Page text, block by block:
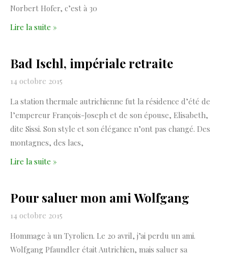
Norbert Hofer, c’est à 30
Lire la suite »
Bad Ischl, impériale retraite
14 octobre 2015
La station thermale autrichienne fut la résidence d’été de
l’empereur François-Joseph et de son épouse, Elisabeth,
dite Sissi. Son style et son élégance n’ont pas changé. Des
montagnes, des lacs,
Lire la suite »
Pour saluer mon ami Wolfgang
14 octobre 2015
Hommage à un Tyrolien. Le 20 avril, j’ai perdu un ami.
Wolfgang Pfaundler était Autrichien, mais saluer sa